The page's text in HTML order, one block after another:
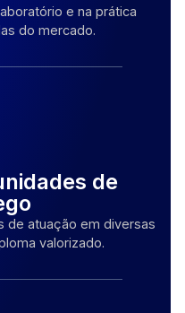
e na prática
do mercado.
de
de atuação em diversas
valorizado.